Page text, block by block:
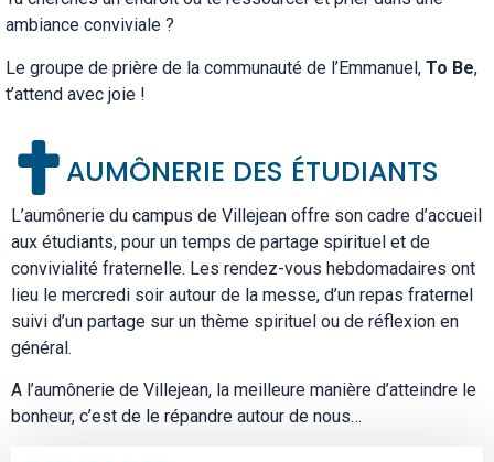
ambiance conviviale ?
Le groupe de prière de la communauté de l’Emmanuel, To Be,
t’attend avec joie !
AUMÔNERIE DES ÉTUDIANTS
L’aumônerie du campus de Villejean offre son cadre d’accueil
aux étudiants, pour un temps de partage spirituel et de
convivialité fraternelle. Les rendez-vous hebdomadaires ont
lieu le mercredi soir autour de la messe, d’un repas fraternel
suivi d’un partage sur un thème spirituel ou de réflexion en
général.
A l’aumônerie de Villejean, la meilleure manière d’atteindre le
bonheur, c’est de le répandre autour de nous…